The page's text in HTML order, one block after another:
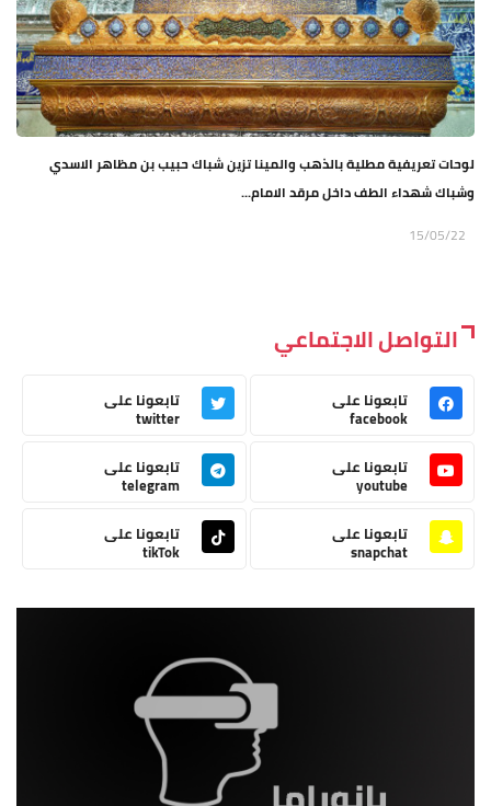
لوحات تعريفية مطلية بالذهب والمينا تزين شباك حبيب بن مظاهر الاسدي
وشباك شهداء الطف داخل مرقد الامام...
15/05/22
التواصل الاجتماعي
تابعونا على
facebook
تابعونا على
twitter
تابعونا على
youtube
تابعونا على
telegram
تابعونا على
snapchat
تابعونا على
tikTok